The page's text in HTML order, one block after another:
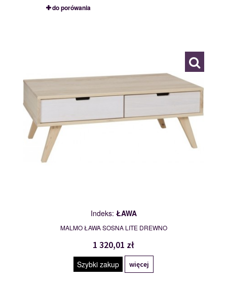
do porówania
Indeks: ŁAWA
MALMO ŁAWA SOSNA LITE DREWNO
1 320,01 zł
Szybki zakup więcej